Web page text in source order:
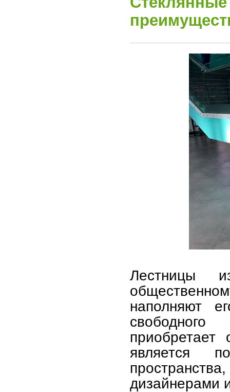
Лестницы
наполняют
приобретает
является
дизайнерами